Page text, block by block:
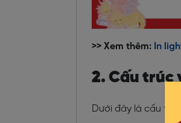
>> Xem thêm: In
2. Cấu trúc
Dưới đây là cấu